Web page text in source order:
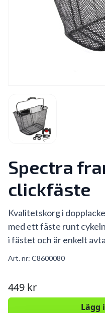
Spectra
clickfäste
Kvalitetskorg i
med ett fäste runt
i fästet och är enkelt
Art. nr: C8600080
449 kr
Lägg